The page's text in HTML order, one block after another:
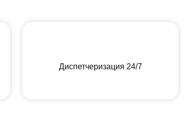
Диспетчеризация 24/7